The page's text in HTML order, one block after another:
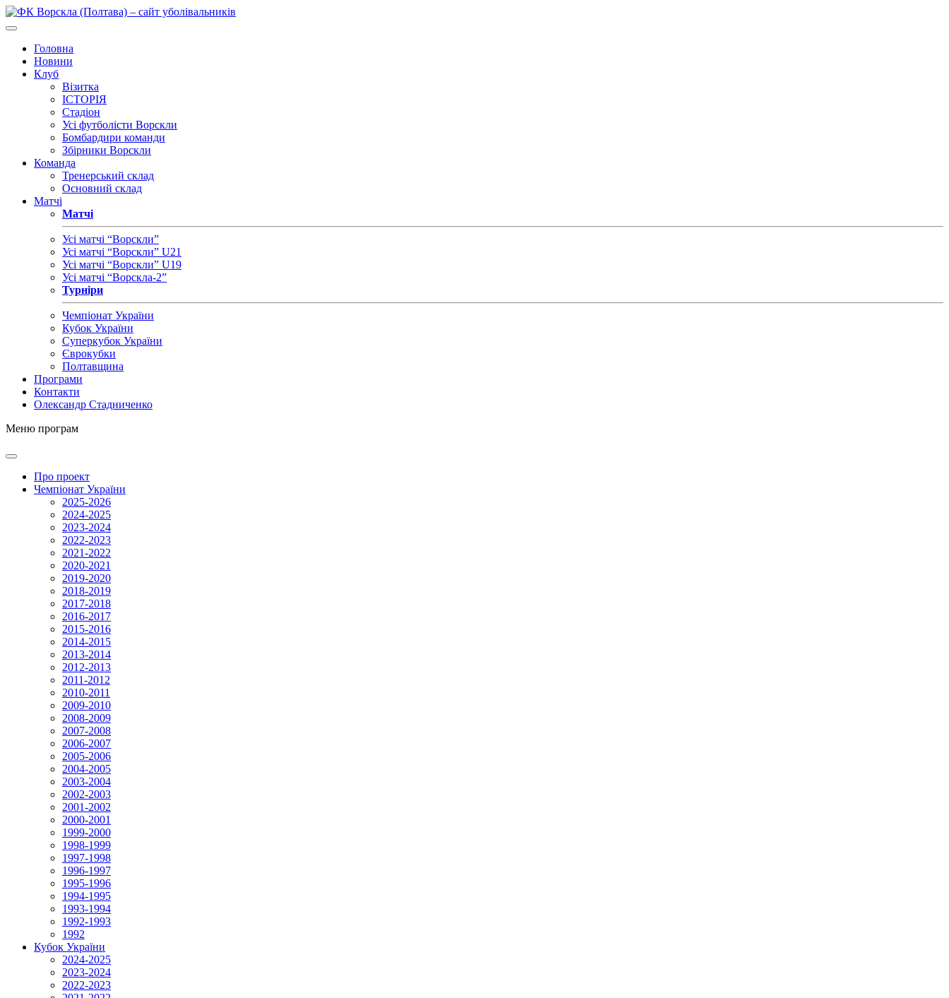
Головна
Новини
Клуб
Візитка
ІСТОРІЯ
Стадіон
Усі футболісти Ворскли
Бомбардири команди
Збірники Ворскли
Команда
Тренерський склад
Основний склад
Матчі
Матчі
Усі матчі “Ворскли”
Усі матчі “Ворскли” U21
Усі матчі “Ворскли” U19
Усі матчі “Ворскла-2”
Турніри
Чемпіонат України
Кубок України
Суперкубок України
Єврокубки
Полтавщина
Програми
Контакти
Олександр Стадниченко
Меню програм
Про проект
Чемпіонат України
2025-2026
2024-2025
2023-2024
2022-2023
2021-2022
2020-2021
2019-2020
2018-2019
2017-2018
2016-2017
2015-2016
2014-2015
2013-2014
2012-2013
2011-2012
2010-2011
2009-2010
2008-2009
2007-2008
2006-2007
2005-2006
2004-2005
2003-2004
2002-2003
2001-2002
2000-2001
1999-2000
1998-1999
1997-1998
1996-1997
1995-1996
1994-1995
1993-1994
1992-1993
1992
Кубок України
2024-2025
2023-2024
2022-2023